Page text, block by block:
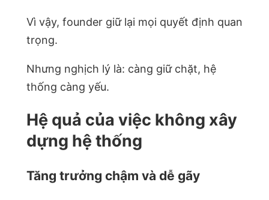
Vì vậy, founder giữ lại mọi quyết định quan
trọng.
Nhưng nghịch lý là: càng giữ chặt, hệ
thống càng yếu.
Hệ quả của việc không xây
dựng hệ thống
Tăng trưởng chậm và dễ gãy